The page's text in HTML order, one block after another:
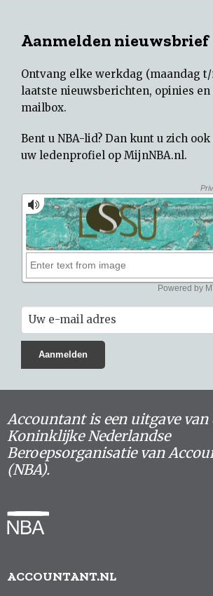
Aanmelden nieuwsbrief
Ontvang elke werkdag (maandag
laatste nieuwsberichten, opinies
mailbox.
Bent u NBA-lid? Dan kunt u zich
uw ledenprofiel op MijnNBA.nl.
Accountant is een uitgave van
Koninklijke Nederlandse
Beroepsorganisatie van
(NBA).
ACCOUNTANT.NL